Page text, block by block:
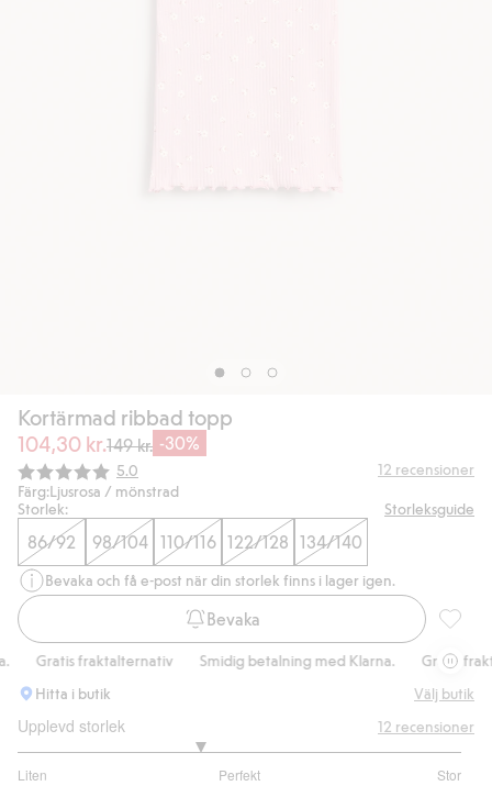
Kortärmad ribbad topp
104,30 kr.149 kr. -30%
Snittbetyg:
5.0 12 recensioner
Färg:Ljusrosa / mönstrad
Storlek:
Storleksguide
86/92 98/104 110/116 122/128 134/140
Bevaka och få e-post när din storlek finns i lager igen.
Bevaka
Gratis fraktalternativ Smidig betalning med Klarna.
Gratis
Hitta i butik
Välj butik
Upplevd storlek
Liten Perfekt Stor
utav
12 recensioner